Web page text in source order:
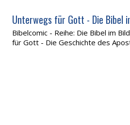
Unterwegs für Gott - Die Bibel
Bibelcomic - Reihe: Die Bibel im
für Gott - Die Geschichte des